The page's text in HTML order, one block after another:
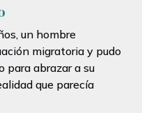
un hombre
migratoria y pudo
para abrazar a su
que parecía